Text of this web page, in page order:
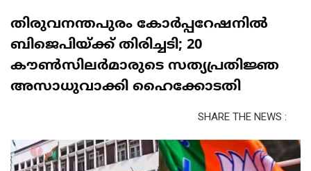
തിരുവനന്തപുരം കോർപ്പറേഷനിൽ
ബിജെപിയ്ക്ക് തിരിച്ചടി; 20
കൗൺസിലർമാരുടെ സത്യപ്രതിജ്ഞ
അസാധുവാക്കി ഹൈക്കോടതി
SHARE THE NEWS :